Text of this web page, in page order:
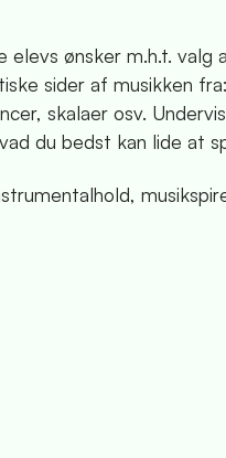
ønsker m.h.t.
sider af musikken
skalaer osv.
du bedst kan lide at